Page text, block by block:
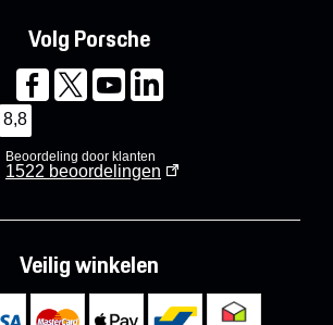
Volg Porsche
8,8
Beoordeling door klanten
1522 beoordelingen
Veilig winkelen